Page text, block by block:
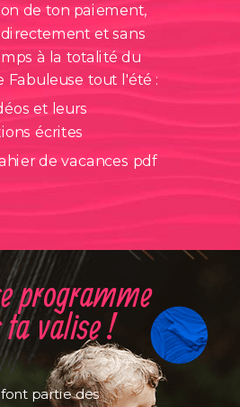
programme
ta valise !
de ton paiement,
et sans
à la totalité du
Fabuleuse tout l'été :
et leurs
écrites
de vacances pdf
partie des